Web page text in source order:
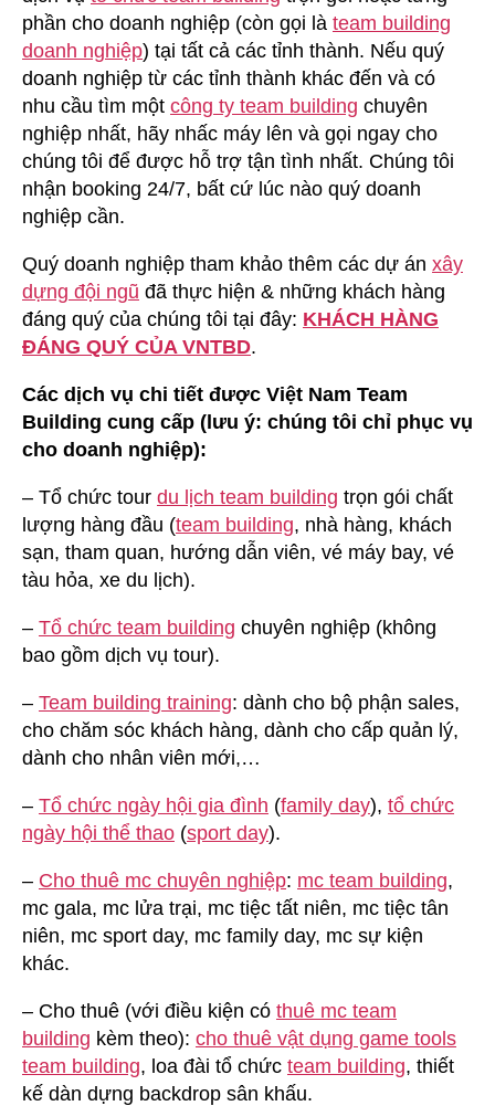
phần cho doanh nghiệp (còn gọi là team building
doanh nghiệp) tại tất cả các tỉnh thành. Nếu quý
doanh nghiệp từ các tỉnh thành khác đến và có
nhu cầu tìm một công ty team building chuyên
nghiệp nhất, hãy nhấc máy lên và gọi ngay cho
chúng tôi để được hỗ trợ tận tình nhất. Chúng tôi
nhận booking 24/7, bất cứ lúc nào quý doanh
nghiệp cần.
Quý doanh nghiệp tham khảo thêm các dự án xây
dựng đội ngũ đã thực hiện & những khách hàng
đáng quý của chúng tôi tại đây: KHÁCH HÀNG
ĐÁNG QUÝ CỦA VNTBD.
Các dịch vụ chi tiết được Việt Nam Team
Building cung cấp (lưu ý: chúng tôi chỉ phục vụ
cho doanh nghiệp):
– Tổ chức tour du lịch team building trọn gói chất
lượng hàng đầu (team building, nhà hàng, khách
sạn, tham quan, hướng dẫn viên, vé máy bay, vé
tàu hỏa, xe du lịch).
– Tổ chức team building chuyên nghiệp (không
bao gồm dịch vụ tour).
– Team building training: dành cho bộ phận sales,
cho chăm sóc khách hàng, dành cho cấp quản lý,
dành cho nhân viên mới,…
– Tổ chức ngày hội gia đình (family day), tổ chức
ngày hội thể thao (sport day).
– Cho thuê mc chuyên nghiệp: mc team building,
mc gala, mc lửa trại, mc tiệc tất niên, mc tiệc tân
niên, mc sport day, mc family day, mc sự kiện
khác.
– Cho thuê (với điều kiện có thuê mc team
building kèm theo): cho thuê vật dụng game tools
team building, loa đài tổ chức team building, thiết
kế dàn dựng backdrop sân khấu.